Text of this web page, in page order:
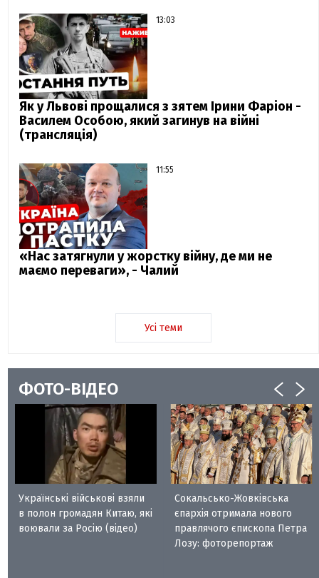
13:03
Як у Львові прощалися з зятем Ірини Фаріон -
Василем Особою, який загинув на війні
(трансляція)
11:55
«Нас затягнули у жорстку війну, де ми не
маємо переваги», - Чалий
Усі теми
ФОТО-ВІДЕО
Українські військові взяли
в полон громадян Китаю, які
воювали за Росію (відео)
Сокальсько-Жовківська
єпархія отримала нового
правлячого єпископа Петра
Лозу: фоторепортаж